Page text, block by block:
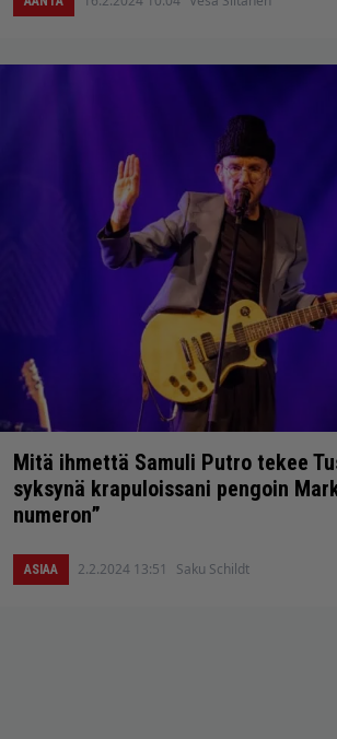
Mitä ihmettä Samuli Putro tekee
syksynä krapuloissani pengoin
numeron”
ASIAA 2.2.2024 13:51 Saku Schildt